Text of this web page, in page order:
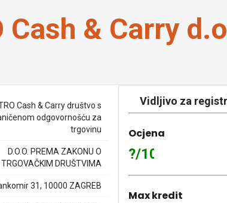
Cash & Carry
Cash & Carry društvo s
odgovornošću za
trgovinu
D.O.O. PREMA ZAKONU O
TRGOVAČKIM DRUŠTVIMA
31, 10000 ZAGREB
Vidljivo za
Ocjena
?/10
Max kredit